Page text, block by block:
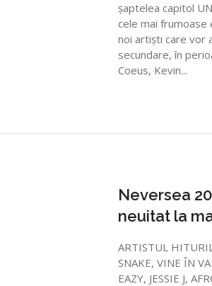
șaptelea capitol
cele mai frumoase
noi artiști care vor
secundare, în
Coeus, Kevin...
Neversea
neuitat la
ARTISTUL
SNAKE, VINE ÎN
EAZY, JESSIE J,